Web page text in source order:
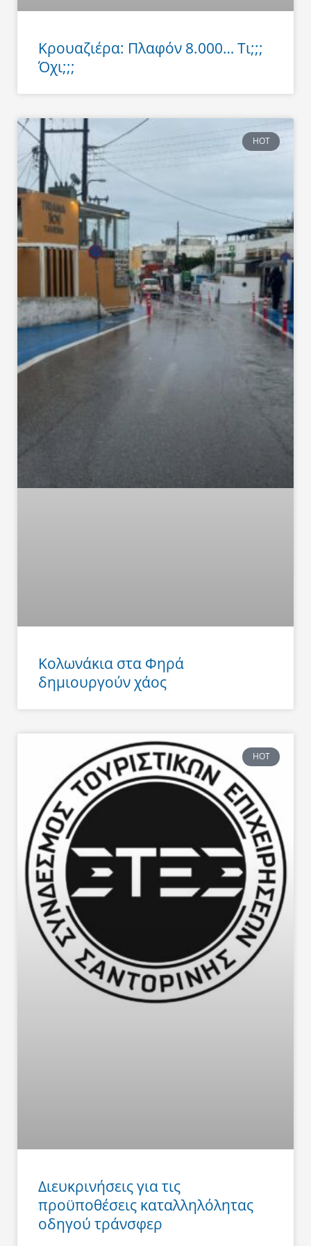
Κρουαζιέρα: Πλαφόν 8.000… Τι;;;
Όχι;;;
HOT
Κολωνάκια στα Φηρά
δημιουργούν χάος
HOT
Διευκρινήσεις για τις
προϋποθέσεις καταλληλόλητας
οδηγού τράνσφερ